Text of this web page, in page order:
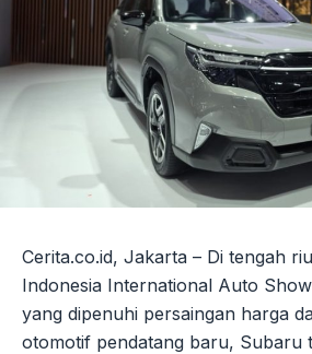
Cerita.co.id, Jakarta – Di tengah
Indonesia International Auto
yang dipenuhi persaingan harga
otomotif pendatang baru, Subaru